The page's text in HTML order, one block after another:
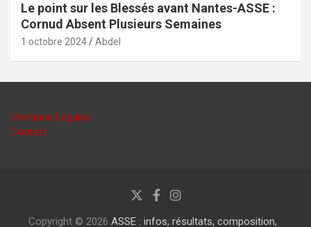
Le point sur les Blessés avant Nantes-ASSE :
Cornud Absent Plusieurs Semaines
1 octobre 2024 Abdel
Mentions Légales
Contact
Copyright © 2026 ASSE : infos, résultats, composition,